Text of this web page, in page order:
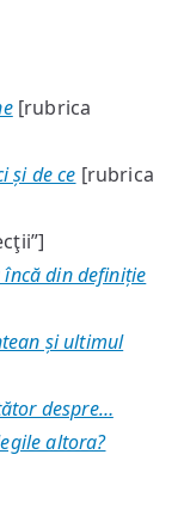
[rubrica
și de ce [rubrica
din definiție
și ultimul
despre…
altora?